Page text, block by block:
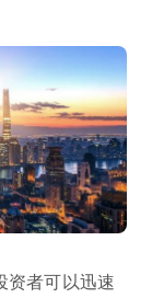
资者可以迅速